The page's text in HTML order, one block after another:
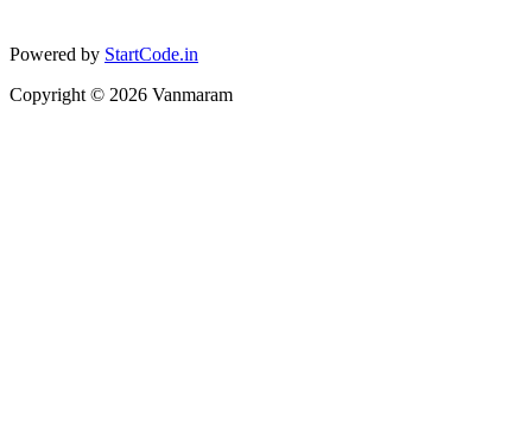
Powered by StartCode.in
Copyright © 2026 Vanmaram